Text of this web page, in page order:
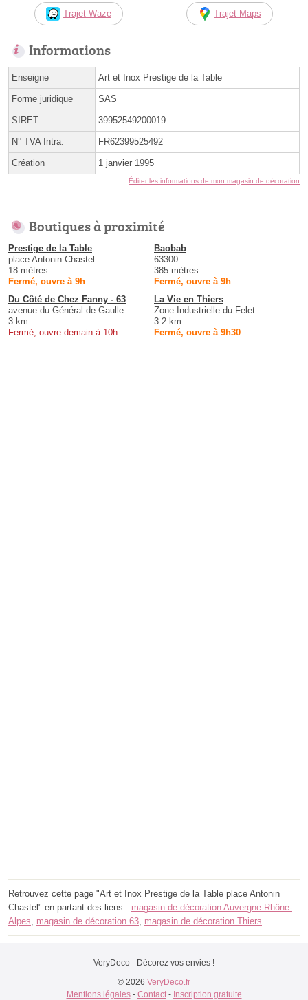
Trajet Waze Trajet Maps
Informations
Enseigne Art et Inox Prestige de la Table
Forme juridique SAS
SIRET 39952549200019
N° TVA Intra. FR62399525492
Création 1 janvier 1995
Éditer les informations de mon magasin de décoration
Boutiques à proximité
Prestige de la Table
place Antonin Chastel
18 mètres
Fermé, ouvre à 9h
Baobab
63300
385 mètres
Fermé, ouvre à 9h
Du Côté de Chez Fanny - 63
avenue du Général de Gaulle
3 km
Fermé, ouvre demain à 10h
La Vie en Thiers
Zone Industrielle du Felet
3.2 km
Fermé, ouvre à 9h30
Retrouvez cette page "Art et Inox Prestige de la Table place Antonin
Chastel" en partant des liens : magasin de décoration Auvergne-Rhône-
Alpes
magasin de décoration 63 magasin de décoration Thiers
VeryDeco - Décorez vos envies !
© 2026 VeryDeco.fr
Mentions légales- Contact- Inscription gratuite